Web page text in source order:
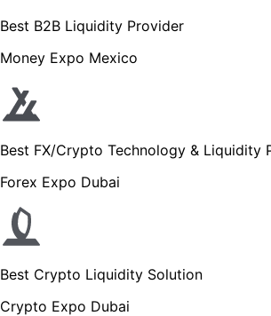
Best B2B Liquidity Provider
Money Expo Mexico
Best FX/Crypto Technology & Liquidity
Forex Expo Dubai
Best Crypto Liquidity Solution
Crypto Expo Dubai